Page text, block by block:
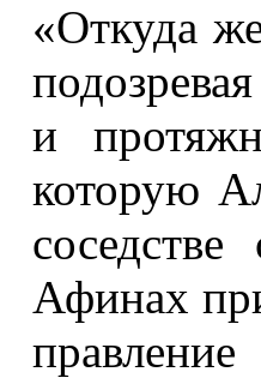
«Откуда
и
которую
Афинах